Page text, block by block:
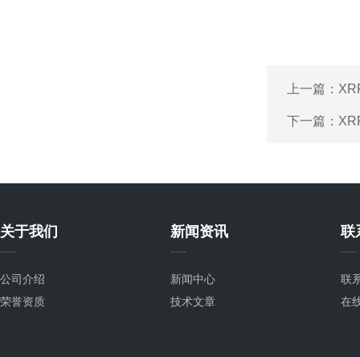
上一篇：
下一篇：
关于我们
公司介绍
荣誉资质
新闻资讯
新闻中心
技术文章
联
联
在